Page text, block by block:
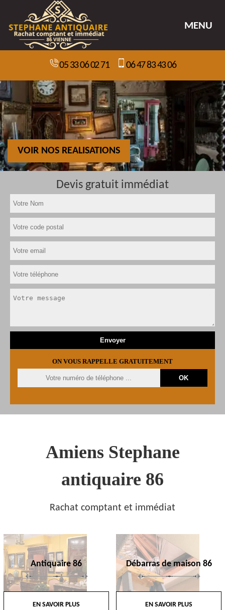
MENU
05 33 06 02 71 06 47 83 43 06
VOIR NOS REALISATIONS
Devis gratuit immédiat
ON VOUS RAPPELLE GRATUITEMENT
Amiens Stephane
antiquaire 86
Rachat comptant et immédiat
Antiquaire 86
EN SAVOIR PLUS
Débarras de maison 86
EN SAVOIR PLUS